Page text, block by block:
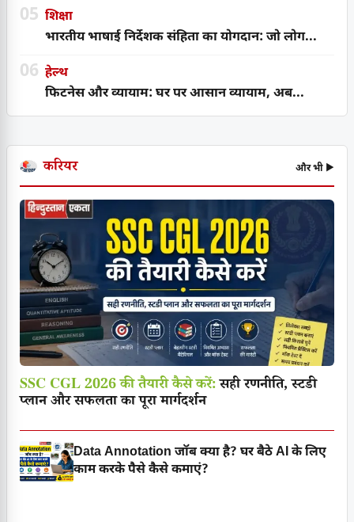
05 शिक्षा
भारतीय भाषाई निर्देशक संहिता का योगदान: जो लोग...
06 हेल्थ
फिटनेस और व्यायाम: घर पर आसान व्यायाम, अब...
करियर और भी ▶
SSC CGL 2026 की तैयारी कैसे करें:सही रणनीति, स्टडी
प्लान और सफलता का पूरा मार्गदर्शन
Data Annotation जॉब क्या है? घर बैठे AI के लिए
काम करके पैसे कैसे कमाएं?